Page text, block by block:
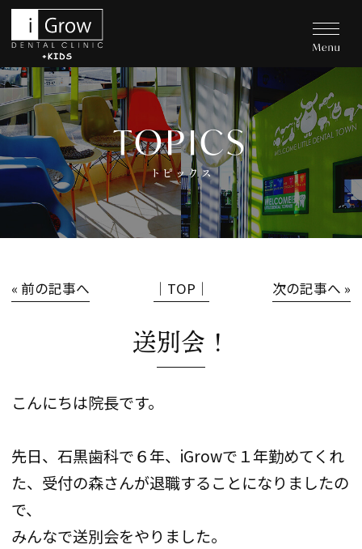
TOPICS
トピックス
« 前の記事へ │TOP│ 次の記事へ »
送別会！
こんにちは院長です。
先日、石黒歯科で６年、iGrowで１年勤めてくれ
た、受付の森さんが退職することになりましたの
で、
みんなで送別会をやりました。